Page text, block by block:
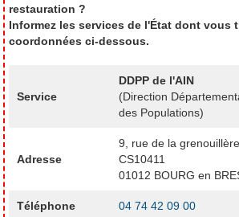
restauration ?
Informez les services de l'État dont vous
coordonnées ci-dessous.
Service
DDPP de l'AIN
(Direction
des Populations)
Adresse
9, rue de la grenouillère
CS10411
01012 BOURG en
Téléphone 04 74 42 09 00